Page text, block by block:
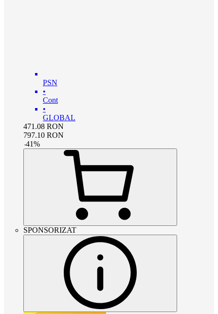
PSN
•
Cont
•
GLOBAL
471.08 RON
797.10 RON
-41%
SPONSORIZAT